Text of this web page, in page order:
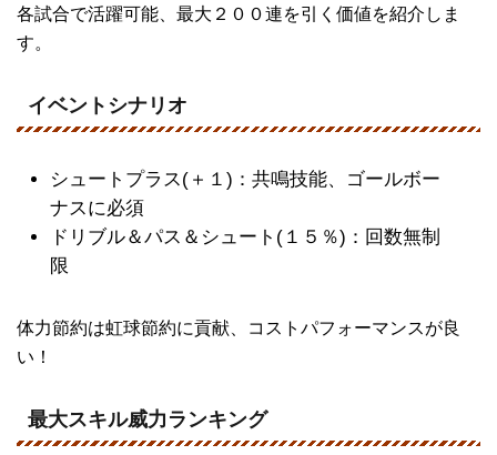
各試合で活躍可能、最大２００連を引く価値を紹介しま
す。
イベントシナリオ
シュートプラス(＋１)：共鳴技能、ゴールボー
ナスに必須
ドリブル＆パス＆シュート(１５％)：回数無制
限
体力節約は虹球節約に貢献、コストパフォーマンスが良
い！
最大スキル威力ランキング